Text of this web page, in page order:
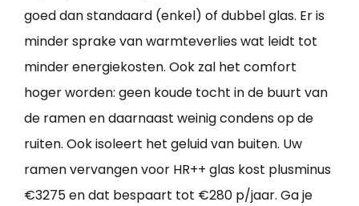
goed dan standaard (enkel) of dubbel glas. Er is
minder sprake van warmteverlies wat leidt tot
minder energiekosten. Ook zal het comfort
hoger worden: geen koude tocht in de buurt van
de ramen en daarnaast weinig condens op de
ruiten. Ook isoleert het geluid van buiten. Uw
ramen vervangen voor HR++ glas kost plusminus
€3275 en dat bespaart tot €280 p/jaar. Ga je